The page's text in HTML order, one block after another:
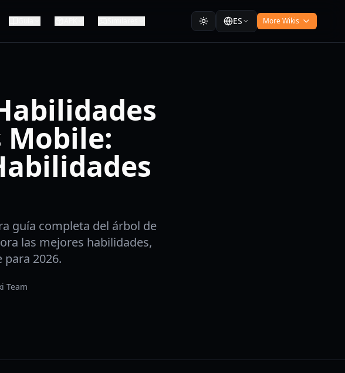
ES More Wikis
Mobile:
guía completa del árbol de
las mejores habilidades,
para 2026.
Team